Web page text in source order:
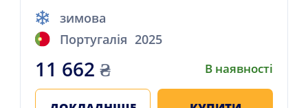
зимова
Португалія 2025
11 662 ₴ В наявності